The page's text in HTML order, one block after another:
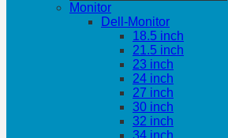
Monitor
Dell-Monitor
18.5 inch
21.5 inch
23 inch
24 inch
27 inch
30 inch
32 inch
34 inch